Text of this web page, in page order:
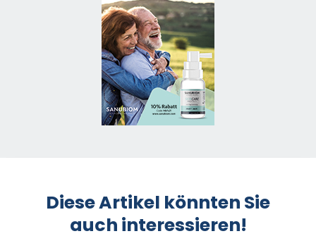
Diese Artikel könnten Sie
auch interessieren!